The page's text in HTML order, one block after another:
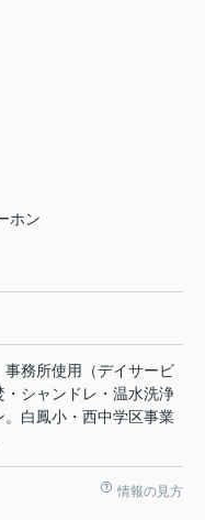
ホン
事務所使用（デイサービ
・シャンドレ・温水洗浄
白鳳小・西中学区事業
情報の見方